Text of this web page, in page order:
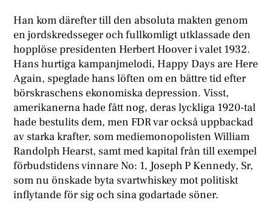
Han kom därefter till den absoluta makten genom
en jordskredsseger och fullkomligt utklassade den
hopplöse presidenten Herbert Hoover i valet 1932.
Hans hurtiga kampanjmelodi, Happy Days are Here
Again, speglade hans löften om en bättre tid efter
börskraschens ekonomiska depression. Visst,
amerikanerna hade fått nog, deras lyckliga 1920-tal
hade bestulits dem, men FDR var också uppbackad
av starka krafter, som mediemonopolisten William
Randolph Hearst, samt med kapital från till exempel
förbudstidens vinnare No: 1, Joseph P Kennedy, Sr,
som nu önskade byta svartwhiskey mot politiskt
inflytande för sig och sina godartade söner.